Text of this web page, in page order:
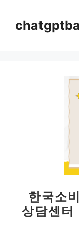
한국소
상담센터